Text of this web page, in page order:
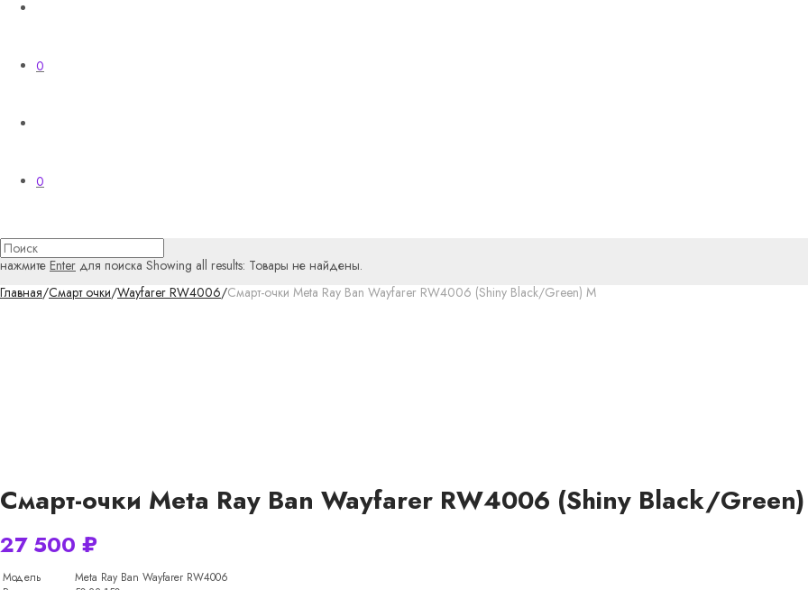
0
0
нажмите Enter для поиска Showing all results: Товары не найдены.
Главная/Смарт очки/Wayfarer RW4006/Смарт-очки Meta Ray Ban Wayfarer RW4006 (Shiny Black/Green) M
Смарт-очки Meta Ray Ban Wayfarer RW4006 (Shiny Black/
27 500 ₽
Модель
Meta Ray Ban Wayfarer RW4006